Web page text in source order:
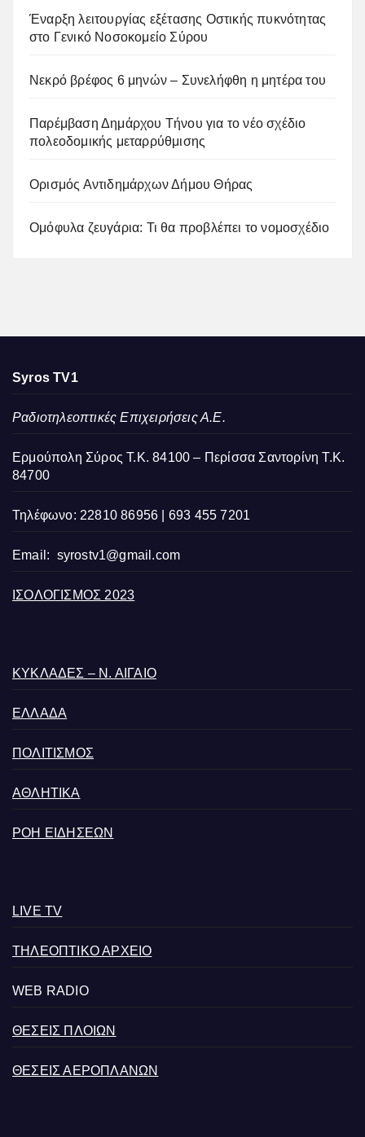
Έναρξη λειτουργίας εξέτασης Οστικής πυκνότητας
στο Γενικό Νοσοκομείο Σύρου
Νεκρό βρέφος 6 μηνών – Συνελήφθη η μητέρα του
Παρέμβαση Δημάρχου Τήνου για το νέο σχέδιο
πολεοδομικής μεταρρύθμισης
Ορισμός Αντιδημάρχων Δήμου Θήρας
Ομόφυλα ζευγάρια: Τι θα προβλέπει το νομοσχέδιο
Syros TV1
Ραδιοτηλεοπτικές Επιχειρήσεις Α.Ε.
Ερμούπολη Σύρος Τ.Κ. 84100 – Περίσσα Σαντορίνη Τ.Κ.
84700
Τηλέφωνο: 22810 86956 | 693 455 7201
Email: syrostv1@gmail.com
ΙΣΟΛΟΓΙΣΜΟΣ 2023
ΚΥΚΛΑΔΕΣ – Ν. ΑΙΓΑΙΟ
ΕΛΛΑΔΑ
ΠΟΛΙΤΙΣΜΟΣ
ΑΘΛΗΤΙΚΑ
ΡΟΗ ΕΙΔΗΣΕΩΝ
LIVE TV
ΤΗΛΕΟΠΤΙΚΟ ΑΡΧΕΙΟ
WEB RADIO
ΘΕΣΕΙΣ ΠΛΟΙΩΝ
ΘΕΣΕΙΣ ΑΕΡΟΠΛΑΝΩΝ